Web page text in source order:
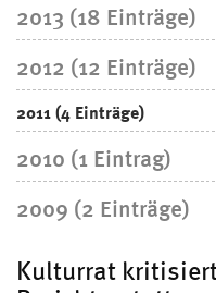
2013 (18 Einträge)
2012 (12 Einträge)
2011 (4 Einträge)
2010 (1 Eintrag)
2009 (2 Einträge)
Kulturrat